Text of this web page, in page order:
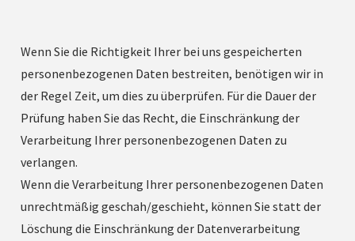
Wenn Sie die Richtigkeit Ihrer bei uns gespeicherten
personenbezogenen Daten bestreiten, benötigen wir in
der Regel Zeit, um dies zu überprüfen. Für die Dauer der
Prüfung haben Sie das Recht, die Einschränkung der
Verarbeitung Ihrer personenbezogenen Daten zu
verlangen.
Wenn die Verarbeitung Ihrer personenbezogenen Daten
unrechtmäßig geschah/geschieht, können Sie statt der
Löschung die Einschränkung der Datenverarbeitung